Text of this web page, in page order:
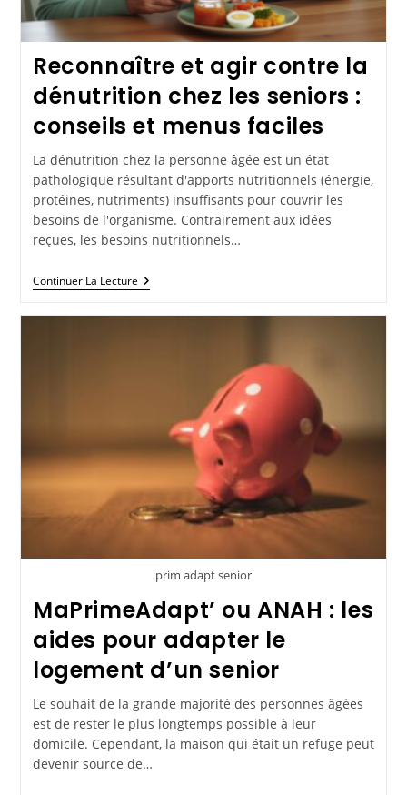
Reconnaître et agir contre la
dénutrition chez les seniors :
conseils et menus faciles
La dénutrition chez la personne âgée est un état
pathologique résultant d'apports nutritionnels (énergie,
protéines, nutriments) insuffisants pour couvrir les
besoins de l'organisme. Contrairement aux idées
reçues, les besoins nutritionnels…
Continuer La Lecture
prim adapt senior
MaPrimeAdapt’ ou ANAH : les
aides pour adapter le
logement d’un senior
Le souhait de la grande majorité des personnes âgées
est de rester le plus longtemps possible à leur
domicile. Cependant, la maison qui était un refuge peut
devenir source de…